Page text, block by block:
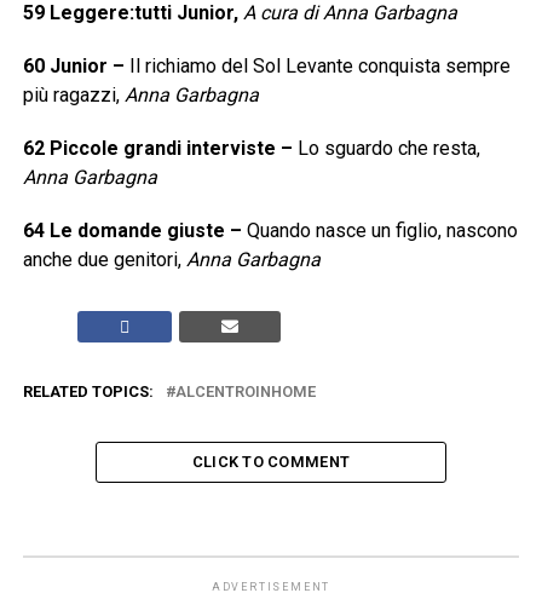
59 Leggere:tutti Junior, A cura di Anna Garbagna
60 Junior –
Il richiamo del Sol Levante conquista sempre
più ragazzi, Anna Garbagna
62 Piccole grandi interviste – Lo sguardo che resta,
Anna Garbagna
64 Le domande giuste – Quando nasce un figlio, nascono
anche due genitori, Anna Garbagna
RELATED TOPICS: ALCENTROINHOME
CLICK TO COMMENT